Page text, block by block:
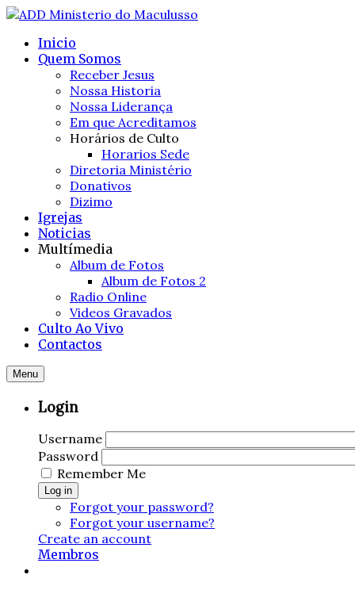
Inicio
Quem Somos
Receber Jesus
Nossa Historia
Nossa Liderança
Em que Acreditamos
Horários de Culto
Horarios Sede
Diretoria Ministério
Donativos
Dizimo
Igrejas
Noticias
Multímedia
Album de Fotos
Album de Fotos 2
Radio Online
Videos Gravados
Culto Ao Vivo
Contactos
Menu
Login
Username
Password
Remember Me
Log in
Forgot your password?
Forgot your username?
Create an account
Membros